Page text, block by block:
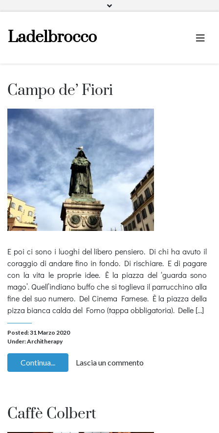
Facebook
Ladelbrocco
Campo de’ Fiori
E poi ci sono i luoghi del libero pensiero. Di chi ha avuto il
coraggio di andare fino in fondo. Di rischiare. E di pagare
con la vita le proprie idee. È la piazza del ‘guarda sono
mago’. Quell’indiano buffo che si toglieva il parrucchino alla
fine del suo numero. Del Cinema Farnese. È la piazza della
pizza bianca calda del Forno (tappa obbligatoria). Delle […]
Posted: 31 Marzo 2020
Under:Architherapy
Continua... Lascia un commento
Caffè Colbert